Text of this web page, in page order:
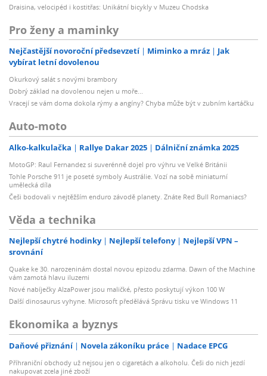
Draisina, velocipéd i kostitřas: Unikátní bicykly v Muzeu Chodska
Pro ženy a maminky
Nejčastější novoroční předsevzetí Miminko a mráz
Jak
vybírat letní dovolenou
Okurkový salát s novými brambory
Dobrý základ na dovolenou nejen u moře...
Vracejí se vám doma dokola rýmy a angíny? Chyba může být v zubním kartáčku
Auto-moto
Alko-kalkulačka Rallye Dakar 2025 Dálniční známka 2025
MotoGP: Raul Fernandez si suverénně dojel pro výhru ve Velké Británii
Tohle Porsche 911 je poseté symboly Austrálie. Vozí na sobě miniaturní
umělecká díla
Češi bodovali v nejtěžším enduro závodě planety. Znáte Red Bull Romaniacs?
Věda a technika
Nejlepší chytré hodinky Nejlepší telefony
Nejlepší VPN –
srovnání
Quake ke 30. narozeninám dostal novou epizodu zdarma. Dawn of the Machine
vám zamotá hlavu iluzemi
Nové nabíječky AlzaPower jsou maličké, přesto poskytují výkon 100 W
Další dinosaurus vyhyne. Microsoft předělává Správu tisku ve Windows 11
Ekonomika a byznys
Daňové přiznání Novela zákoníku práce Nadace EPCG
Příhraniční obchody už nejsou jen o cigaretách a alkoholu. Češi do nich jezdí
nakupovat zcela jiné zboží